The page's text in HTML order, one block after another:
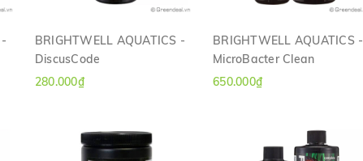
BRIGHTWELL AQUATICS -
DiscusCode
280.000₫
BRIGHTWELL AQUATICS -
MicroBacter Clean
650.000₫